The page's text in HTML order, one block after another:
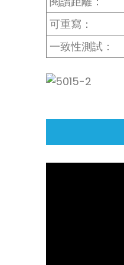
可重寫：
一致性測試：